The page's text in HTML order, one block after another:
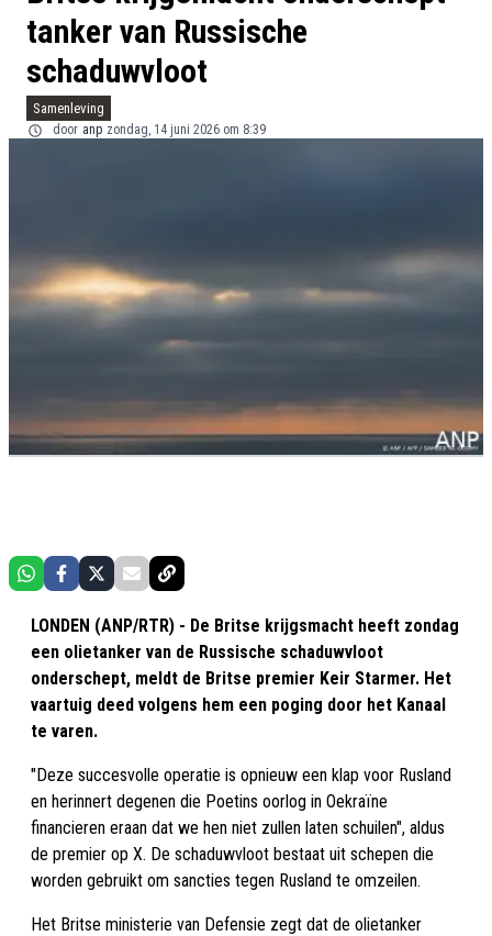
tanker van Russische
schaduwvloot
Samenleving
door anp zondag, 14 juni 2026 om 8:39
LONDEN (ANP/RTR) - De Britse krijgsmacht heeft zondag
een olietanker van de Russische schaduwvloot
onderschept, meldt de Britse premier Keir Starmer. Het
vaartuig deed volgens hem een poging door het Kanaal
te varen.
"Deze succesvolle operatie is opnieuw een klap voor Rusland
en herinnert degenen die Poetins oorlog in Oekraïne
financieren eraan dat we hen niet zullen laten schuilen", aldus
de premier op X. De schaduwvloot bestaat uit schepen die
worden gebruikt om sancties tegen Rusland te omzeilen.
Het Britse ministerie van Defensie zegt dat de olietanker